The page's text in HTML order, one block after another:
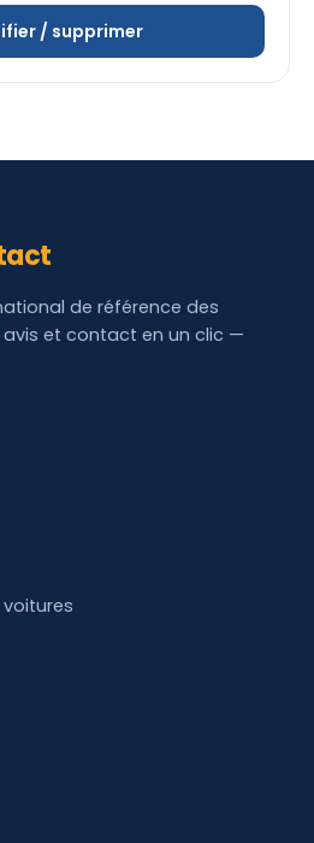
/ supprimer
de référence des
et contact en un clic —